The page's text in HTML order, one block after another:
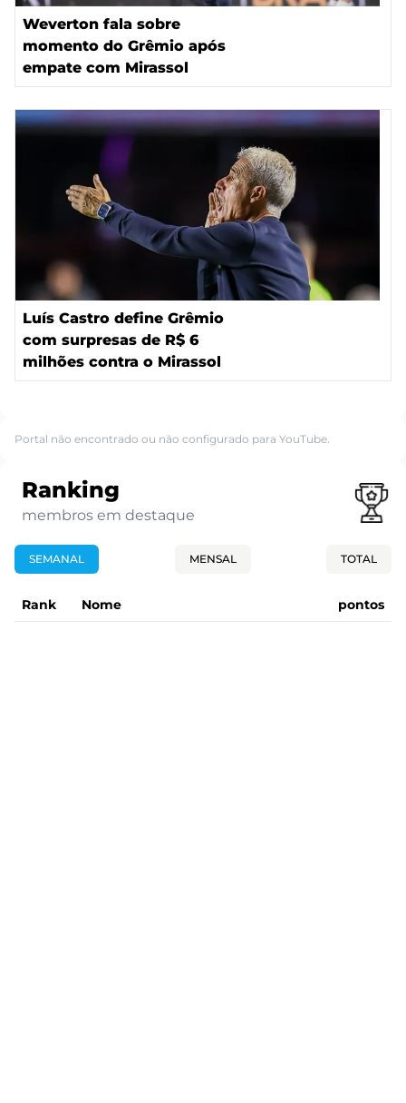
Weverton fala sobre
momento do Grêmio após
empate com Mirassol
Luís Castro define Grêmio
com surpresas de R$ 6
milhões contra o Mirassol
Portal não encontrado ou não configurado para YouTube.
Ranking
membros em destaque
SEMANAL MENSAL TOTAL
Rank Nome pontos